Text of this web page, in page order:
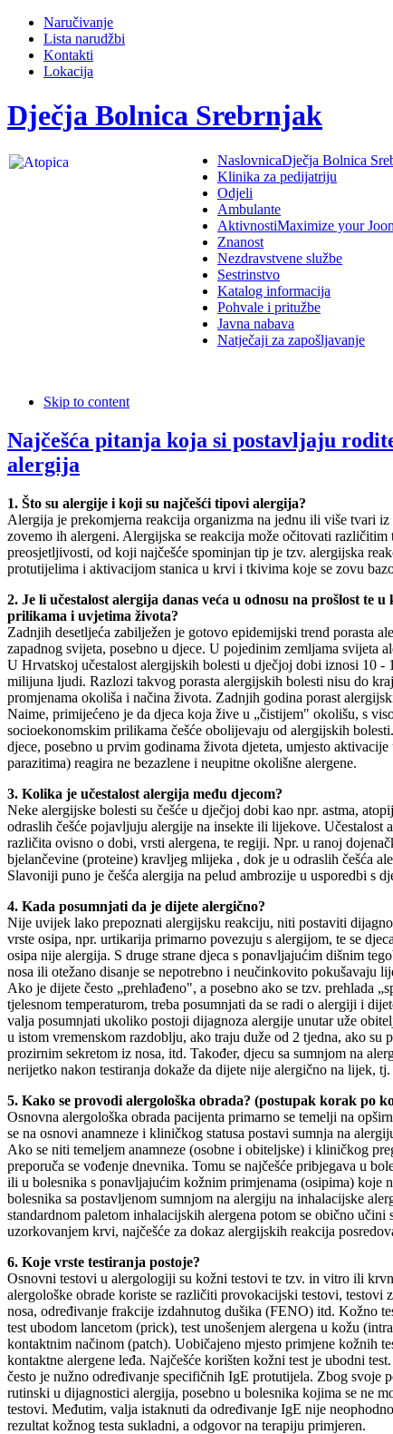
Naručivanje
Lista narudžbi
Kontakti
Lokacija
Dječja Bolnica Srebrnjak
NaslovnicaDječja Bolnica
Klinika za pedijatriju
Odjeli
Ambulante
AktivnostiMaximize your
Znanost
Nezdravstvene službe
Sestrinstvo
Katalog informacija
Pohvale i pritužbe
Javna nabava
Natječaji za zapošljavanje
Skip to content
Najčešća pitanja koja si postavljaju
alergija
1. Što su alergije i koji su najčešći tipovi alergija?
Alergija je prekomjerna reakcija organizma na jednu ili više tvari
zovemo ih alergeni. Alergijska se reakcija može očitovati
preosjetljivosti, od koji najčešće spominjan tip je tzv. alergijska
protutijelima i aktivacijom stanica u krvi i tkivima koje se zovu
2. Je li učestalost alergija danas veća u odnosu na prošlost te
prilikama i uvjetima života?
Zadnjih desetljeća zabilježen je gotovo epidemijski trend porasta
zapadnog svijeta, posebno u djece. U pojedinim zemljama svijeta
U Hrvatskoj učestalost alergijskih bolesti u dječjoj dobi iznosi 10 -
milijuna ljudi. Razlozi takvog porasta alergijskih bolesti nisu do
promjenama okoliša i načina života. Zadnjih godina porast
Naime, primijećeno je da djeca koja žive u „čistijem" okolišu, s
socioekonomskim prilikama češće obolijevaju od alergijskih
djece, posebno u prvim godinama života djeteta, umjesto
parazitima) reagira ne bezazlene i neupitne okolišne alergene.
3. Kolika je učestalost alergija među djecom?
Neke alergijske bolesti su češće u dječjoj dobi kao npr. astma,
odraslih češće pojavljuju alergije na insekte ili lijekove. Učestalost
različita ovisno o dobi, vrsti alergena, te regiji. Npr. u ranoj
bjelančevine (proteine) kravljeg mlijeka , dok je u odraslih češća
Slavoniji puno je češća alergija na pelud ambrozije u usporedbi s
4. Kada posumnjati da je dijete alergično?
Nije uvijek lako prepoznati alergijsku reakciju, niti postaviti
vrste osipa, npr. urtikarija primarno povezuju s alergijom, te se
osipa nije alergija. S druge strane djeca s ponavljajućim dišnim
nosa ili otežano disanje se nepotrebno i neučinkovito pokušavaju
Ako je dijete često „prehlađeno", a posebno ako se tzv. prehlada
tjelesnom temperaturom, treba posumnjati da se radi o alergiji i
valja posumnjati ukoliko postoji dijagnoza alergije unutar uže
u istom vremenskom razdoblju, ako traju duže od 2 tjedna, ako su
prozirnim sekretom iz nosa, itd. Također, djecu sa sumnjom na
nerijetko nakon testiranja dokaže da dijete nije alergično na lijek,
5. Kako se provodi alergološka obrada? (postupak korak po
Osnovna alergološka obrada pacijenta primarno se temelji na
se na osnovi anamneze i kliničkog statusa postavi sumnja na
Ako se niti temeljem anamneze (osobne i obiteljske) i kliničkog
preporuča se vođenje dnevnika. Tomu se najčešće pribjegava u
ili u bolesnika s ponavljajućim kožnim primjenama (osipima) koje
bolesnika sa postavljenom sumnjom na alergiju na inhalacijske
standardnom paletom inhalacijskih alergena potom se obično učini
uzorkovanjem krvi, najčešće za dokaz alergijskih reakcija
6. Koje vrste testiranja postoje?
Osnovni testovi u alergologiji su kožni testovi te tzv. in vitro ili
alergološke obrade koriste se različiti provokacijski testovi,
nosa, određivanje frakcije izdahnutog dušika (FENO) itd. Kožno
test ubodom lancetom (prick), test unošenjem alergena u kožu
kontaktnim načinom (patch). Uobičajeno mjesto primjene kožnih
kontaktne alergene leđa. Najčešće korišten kožni test je ubodni
često je nužno određivanje specifičnih IgE protutijela. Zbog svoje
rutinski u dijagnostici alergija, posebno u bolesnika kojima se ne
testovi. Međutim, valja istaknuti da određivanje IgE nije
rezultat kožnog testa sukladni, a odgovor na terapiju primjeren.